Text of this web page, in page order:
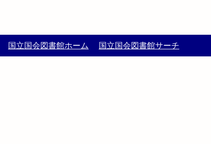
国立国会図書館ホーム 国立国会図書館サーチ